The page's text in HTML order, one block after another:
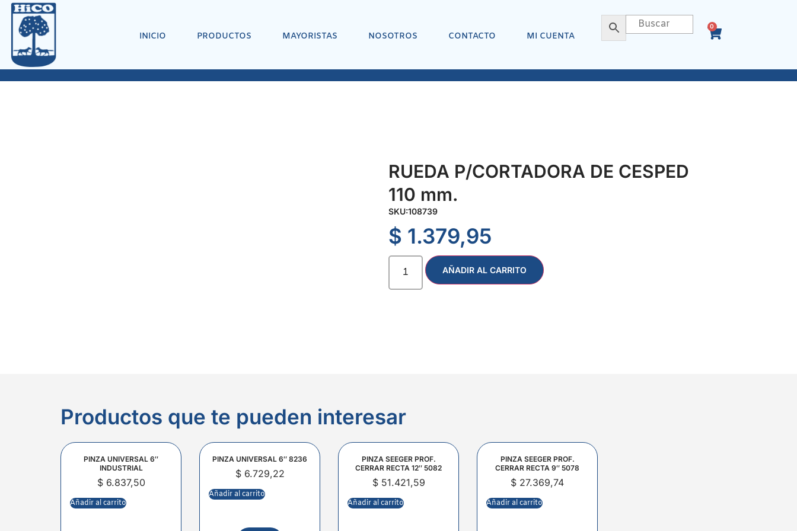
INICIO PRODUCTOS MAYORISTAS NOSOTROS CONTACTO MI CUENTA
0
RUEDA P/CORTADORA DE CESPED
110 mm.
SKU:108739
$ 1.379,95
AÑADIR AL CARRITO
Productos que te pueden interesar
PINZA UNIVERSAL 6″
INDUSTRIAL
$6.837,50
Añadir al carrito
PINZA UNIVERSAL 6″ 8236
$6.729,22
Añadir al carrito
PINZA SEEGER PROF.
CERRAR RECTA 12″ 5082
$51.421,59
Añadir al carrito
PINZA SEEGER PROF.
CERRAR RECTA 9″ 5078
$ 27.369,74
Añadir al carrito